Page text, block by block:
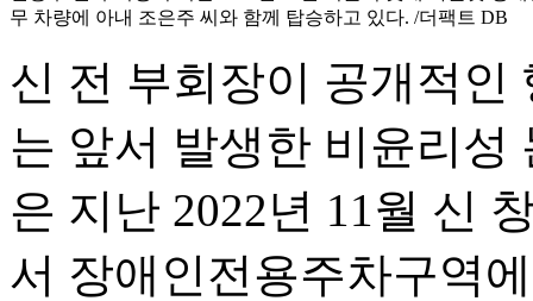
무 차량에 아내 조은주 씨와 함께 탑승하고 있다. /더팩트 DB
신 전 부회장이 공개적인
는 앞서 발생한 비윤리성
은 지난 2022년 11월 신
서 장애인전용주차구역